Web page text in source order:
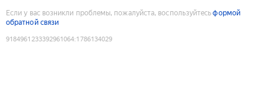
Если у вас возникли проблемы, пожалуйста, воспользуйтесьформой
обратной связи
9184961233392961064:1786134029